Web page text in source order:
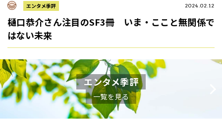
エンタメ季評 2024.02.12
樋口恭介さん注目のSF3冊 いま・ここと無関係で
はない未来
エンタメ季評
一覧を見る